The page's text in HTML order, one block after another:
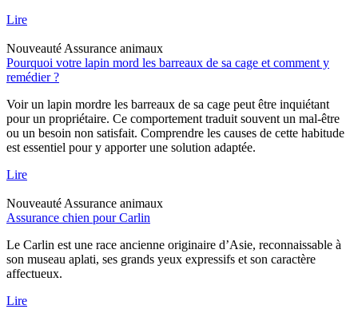
Lire
Nouveauté Assurance animaux
Pourquoi votre lapin mord les barreaux de sa cage et comment y
remédier ?
Voir un lapin mordre les barreaux de sa cage peut être inquiétant
pour un propriétaire. Ce comportement traduit souvent un mal-être
ou un besoin non satisfait. Comprendre les causes de cette habitude
est essentiel pour y apporter une solution adaptée.
Lire
Nouveauté Assurance animaux
Assurance chien pour Carlin
Le Carlin est une race ancienne originaire d’Asie, reconnaissable à
son museau aplati, ses grands yeux expressifs et son caractère
affectueux.
Lire